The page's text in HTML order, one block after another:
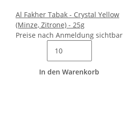
Al Fakher Tabak - Crystal Yellow
(Minze, Zitrone) - 25g
Preise nach Anmeldung sichtbar
In den Warenkorb